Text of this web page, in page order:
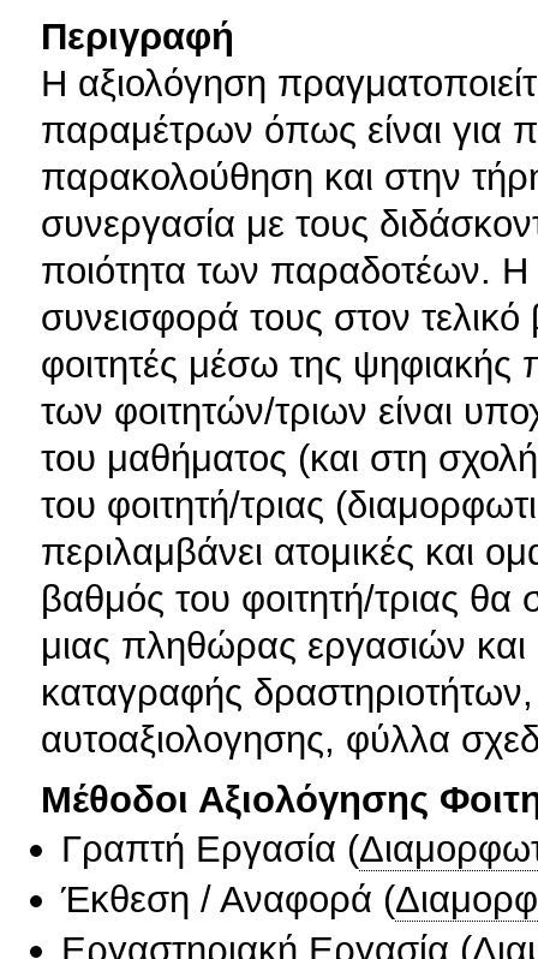
Περιγραφή
Η αξιολόγηση
παραμέτρων όπως είναι για
παρακολούθηση και στην
συνεργασία με τους
ποιότητα των παραδοτέων. Η
συνεισφορά τους στον
φοιτητές μέσω της
των φοιτητών/τριων είναι
του μαθήματος (και στη
του φοιτητή/τριας
περιλαμβάνει ατομικές και
βαθμός του φοιτητή/τριας θα
μιας πληθώρας εργασιών
καταγραφής
αυτοαξιολογησης, φύλλα
Μέθοδοι Αξιολόγησης
Γραπτή Εργασία (
Έκθεση / Αναφορά (
Εργαστηριακή Εργασία (